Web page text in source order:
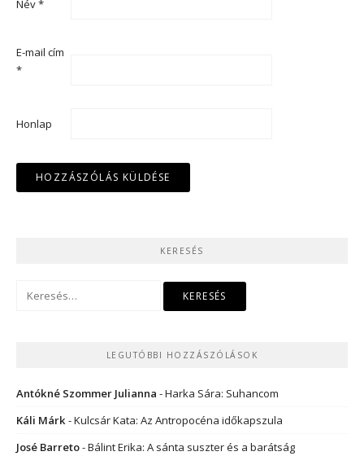
Név*
E-mail cím
*
Honlap
KERESÉS
LEGUTÓBBI HOZZÁSZÓLÁSOK
Antókné Szommer Julianna -Harka Sára: Suhancom
Káli Márk-Kulcsár Kata: Az Antropocéna időkapszula
José Barreto-Bálint Erika: A sánta suszter és a barátság